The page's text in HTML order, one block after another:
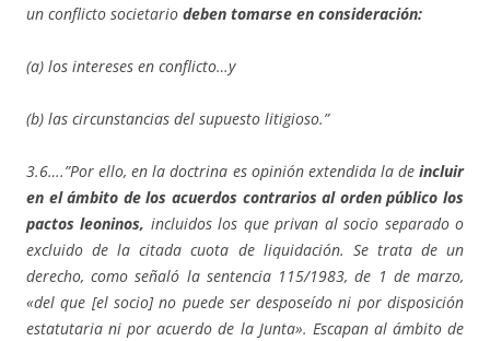
un conflicto societario deben tomarse en consideración:
(a) los intereses en conflicto…y
(b) las circunstancias del supuesto litigioso.”
3.6….”Por ello, en la doctrina es opinión extendida la de incluir
en el ámbito de los acuerdos contrarios al orden público los
pactos leoninos, incluidos los que privan al socio separado o
excluido de la citada cuota de liquidación. Se trata de un
derecho, como señaló la sentencia 115/1983, de 1 de marzo,
«del que [el socio] no puede ser desposeído ni por disposición
estatutaria ni por acuerdo de la Junta». Escapan al ámbito de